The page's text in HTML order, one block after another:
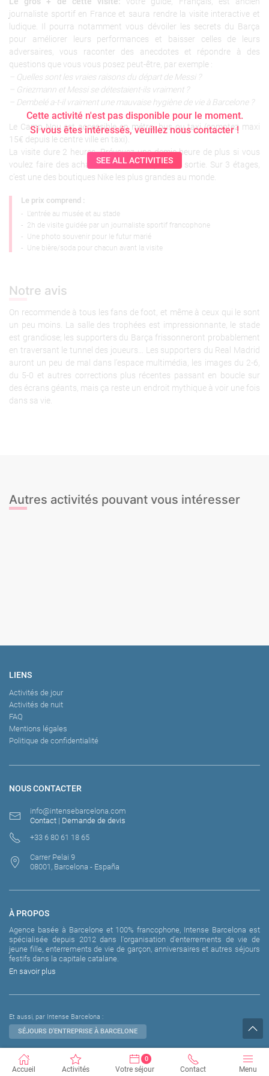
Accueil Activités
0
Votre séjour Contact Menu
Cette activité n'est pas disponible pour le moment.
Si vous êtes intéressés, veuillez nous contacter !
SEE ALL ACTIVITIES
Le prix comprend :
- L'entrée au musée et au stade
- 2h de visite guidée par un journaliste sportif francophone
- Une photo souvenir pour le futur marié
- Une bière/soda pour chacun avant la visite
journaliste sportif en France et saura rendre la visite interactive et
ludique. Il pourra notamment vous dévoiler les secrets du Barça
pour améliorer leurs performances et baisser celles de leurs
adversaires, vous raconter des anecdotes et répondre à des
questions que vous vous posez peut-être, par exemple :
– Quelles sont les vraies raisons du départ de Messi ?
– Griezmann et Messi se détestaient-ils vraiment ?
– Dembelé a-t-il vraiment une mauvaise hygiène de vie à Barcelone ?
Le Camp Nou est accessible en métro, bus ou taxi (comptez maxi
15€ depuis le centre ville en taxi).
La visite dure 2 heures. Prévoyez une demie-heure de plus si vous
voulez faire des achats dans la boutique à la sortie. Sur 3 étages,
c’est une des boutiques Nike les plus grandes au monde.
Notre avis
On recommende à tous les fans de foot, et même à ceux qui le sont
un peu moins. La salle des trophées est impressionnante, le stade
est grandiose; les supporters du Barça frissonneront probablement
en traversant le tunnel des joueurs… Les supporters du Real Madrid
auront un peu de mal dans l’espace multimédia, les images du 2-6,
du 5-0 et autres corrections plus récentes passant en boucle sur
des écrans géants, mais ça reste un endroit mythique à voir une fois
dans sa vie.
Autres activités pouvant vous intéresser
NOUS CONTACTER
info@intensebarcelona.com
Contact | Demande de devis
+33 6 80 61 18 65
Carrer Pelai 9
08001, Barcelona - España
LIENS
Activités de jour
Activités de nuit
FAQ
Mentions légales
Politique de confidentialité
À PROPOS
Agence basée à Barcelone et 100% francophone, Intense Barcelona est
spécialisée depuis 2012 dans l'organisation d'enterrements de vie de
jeune fille, enterrements de vie de garçon, anniversaires et autres séjours
festifs dans la capitale catalane.
En savoir plus
©2012-2026 Intense Barcelona S.L - Tous droits réservés
Et aussi, par Intense Barcelona :
SÉJOURS D'ENTREPRISE À BARCELONE